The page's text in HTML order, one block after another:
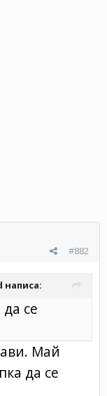
#882
написа:
се
Май
да се